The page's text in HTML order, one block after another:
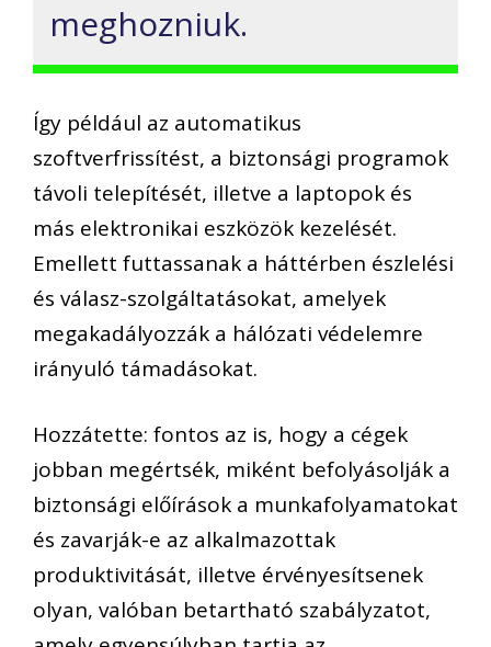
meghozniuk.
Így például az automatikus
szoftverfrissítést, a biztonsági programok
távoli telepítését, illetve a laptopok és
más elektronikai eszközök kezelését.
Emellett futtassanak a háttérben észlelési
és válasz-szolgáltatásokat, amelyek
megakadályozzák a hálózati védelemre
irányuló támadásokat.
Hozzátette: fontos az is, hogy a cégek
jobban megértsék, miként befolyásolják a
biztonsági előírások a munkafolyamatokat
és zavarják-e az alkalmazottak
produktivitását, illetve érvényesítsenek
olyan, valóban betartható szabályzatot,